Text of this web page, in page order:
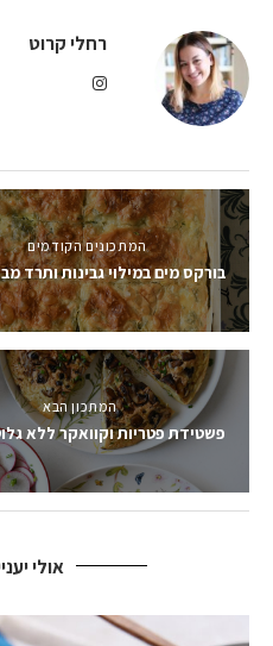
רחלי קרוט
המתכונים הקודמים
בורקס מים במילוי גבינות ותרד
המתכון הבא
פשטידת פטריות וקוואקר ללא
אולי